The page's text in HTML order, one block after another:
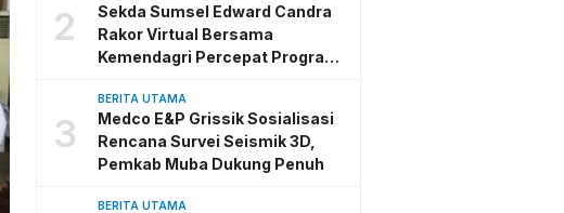
2
Sekda Sumsel Edward Candra
Rakor Virtual Bersama
Kemendagri Percepat Program
3
BERITA UTAMA
Medco E&P Grissik Sosialisasi
Rencana Survei Seismik 3D,
Pemkab Muba Dukung Penuh
BERITA UTAMA